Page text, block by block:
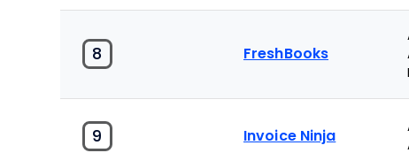
8 FreshBooks
9 Invoice Ninja